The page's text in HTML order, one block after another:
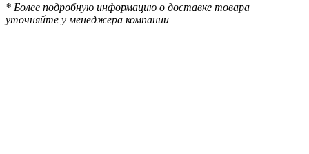
* Более подробную информацию о доставке товара
уточняйте у менеджера компании